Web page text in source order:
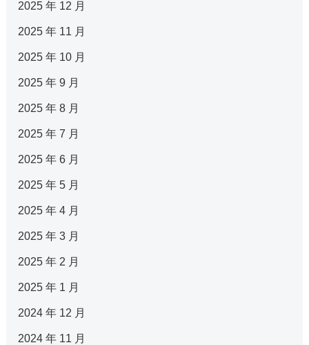
2025 年 12 月
2025 年 11 月
2025 年 10 月
2025 年 9 月
2025 年 8 月
2025 年 7 月
2025 年 6 月
2025 年 5 月
2025 年 4 月
2025 年 3 月
2025 年 2 月
2025 年 1 月
2024 年 12 月
2024 年 11 月